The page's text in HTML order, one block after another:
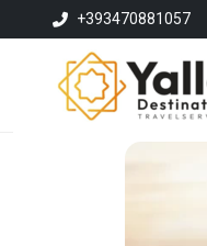
+393470881057